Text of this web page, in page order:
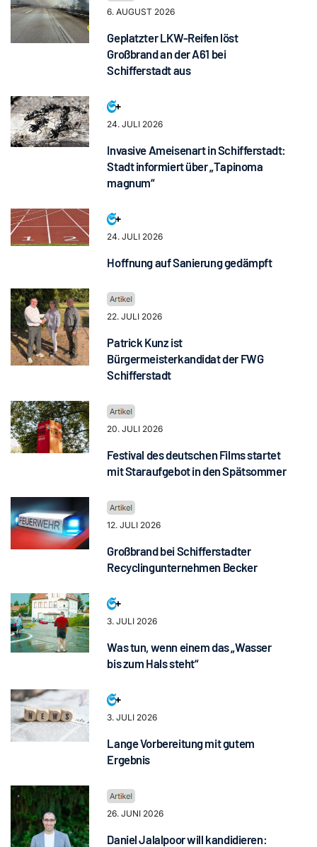
6. AUGUST 2026
Geplatzter LKW-Reifen löst
Großbrand an der A61 bei
Schifferstadt aus
24. JULI 2026
Invasive Ameisenart in Schifferstadt:
Stadt informiert über „Tapinoma
magnum“
24. JULI 2026
Hoffnung auf Sanierung gedämpft
22. JULI 2026
Patrick Kunz ist
Bürgermeisterkandidat der FWG
Schifferstadt
20. JULI 2026
Festival des deutschen Films startet
mit Staraufgebot in den Spätsommer
12. JULI 2026
Großbrand bei Schifferstadter
Recyclingunternehmen Becker
3. JULI 2026
Was tun, wenn einem das „Wasser
bis zum Hals steht“
3. JULI 2026
Lange Vorbereitung mit gutem
Ergebnis
26. JUNI 2026
Daniel Jalalpoor will kandidieren: